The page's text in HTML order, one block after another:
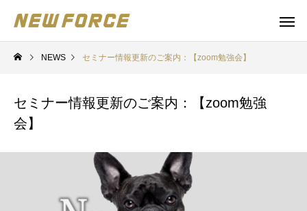
NEWS セミナー情報更新のご案内：【zoom勉強会】
セミナー情報更新のご案内：【zoom勉強
会】